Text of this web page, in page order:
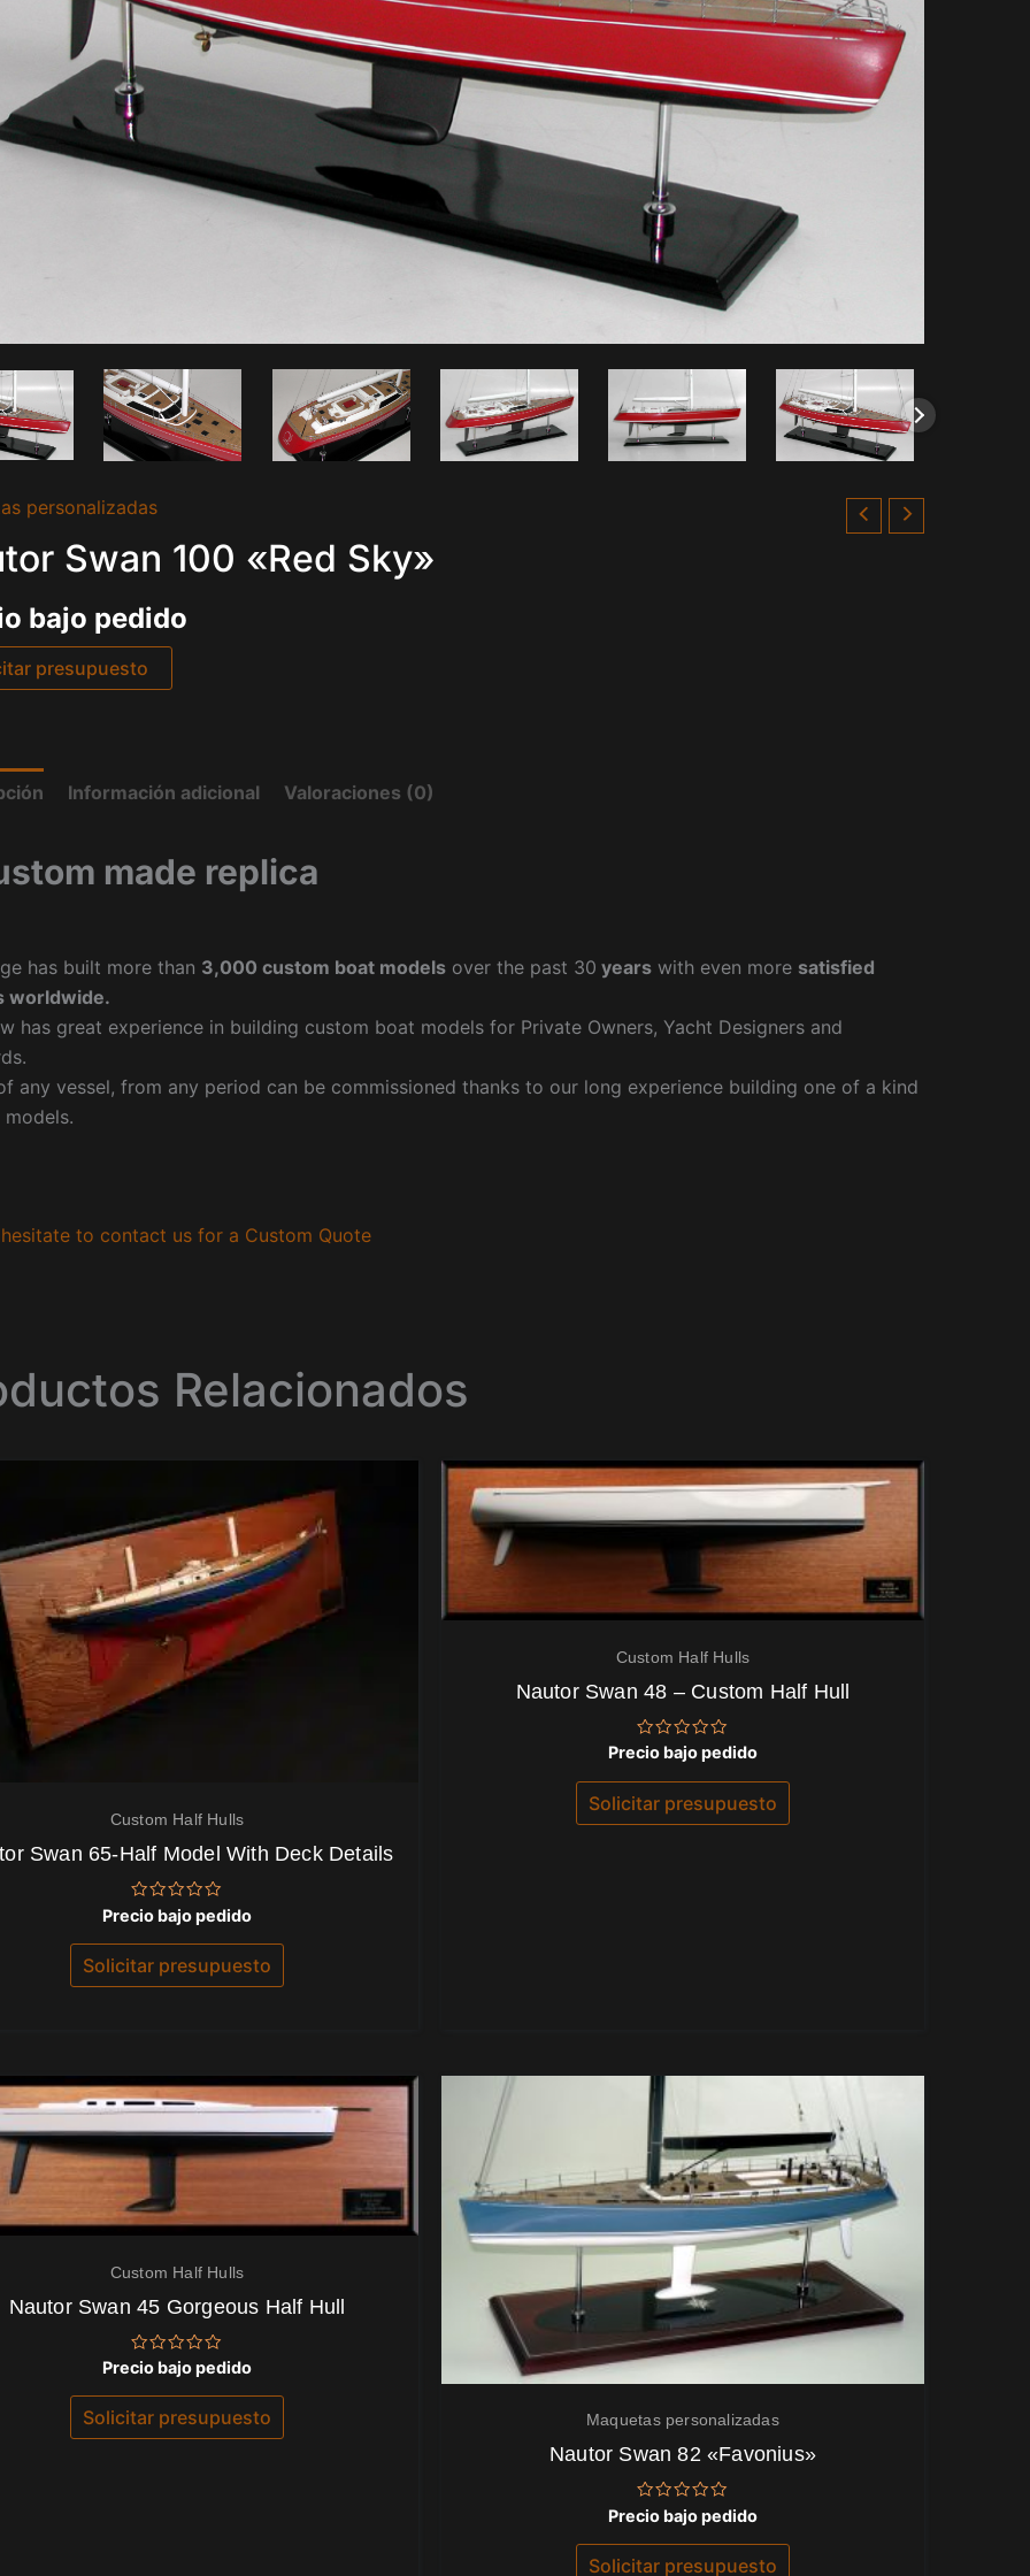
personalizadas
Swan 100 «Red Sky»
bajo pedido
presupuesto
Información adicional Valoraciones (0)
made replica
has built more than 3,000 custom boat models over the past 30 years with even more satisfied
worldwide.
has great experience in building custom boat models for Private Owners, Yacht Designers and
any vessel, from any period can be commissioned thanks to our long experience building one of a kind
to contact us for a Custom Quote
Relacionados
Custom Half Hulls
Swan 65-Half Model With Deck Details
Valorado
con
0
de
5
Precio bajo pedido
Solicitar presupuesto
Custom Half Hulls
Nautor Swan 48 – Custom Half Hull
Valorado
con
0
de
5
Precio bajo pedido
Solicitar presupuesto
Custom Half Hulls
Nautor Swan 45 Gorgeous Half Hull
Valorado
con
0
de
5
Precio bajo pedido
Solicitar presupuesto Maquetas personalizadas
Nautor Swan 82 «Favonius»
Valorado
con
0
de
5
Precio bajo pedido
Solicitar presupuesto